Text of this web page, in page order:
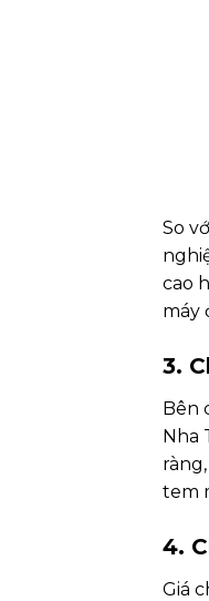
So
cao
máy
3.
Bên
Nha
tem
4.
Giá